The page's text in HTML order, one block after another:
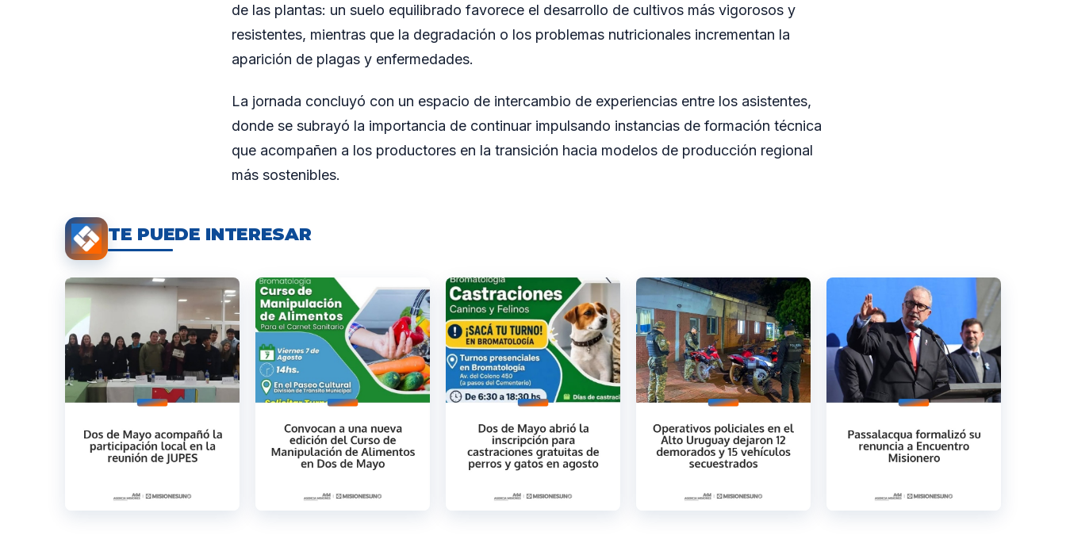
de las plantas: un suelo equilibrado favorece el desarrollo de cultivos más vigorosos y
resistentes, mientras que la degradación o los problemas nutricionales incrementan la
aparición de plagas y enfermedades.
La jornada concluyó con un espacio de intercambio de experiencias entre los asistentes,
donde se subrayó la importancia de continuar impulsando instancias de formación técnica
que acompañen a los productores en la transición hacia modelos de producción regional
más sostenibles.
TE PUEDE INTERESAR